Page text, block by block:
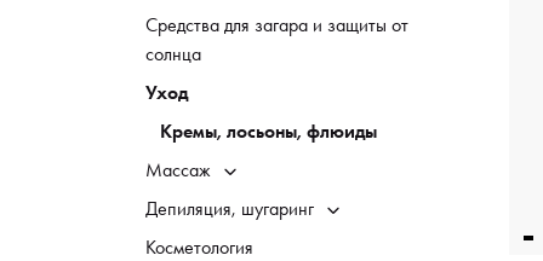
Средства для загара и защиты от
солнца
Уход
Кремы, лосьоны, флюиды
Массаж
Депиляция, шугаринг
Косметология